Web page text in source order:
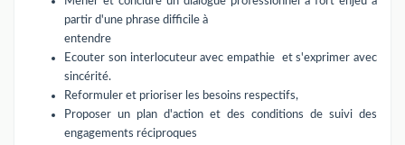
partir d'une phrase difficile à
entendre
Ecouter son interlocuteur avec empathie et s'exprimer avec
sincérité.
Reformuler et prioriser les besoins respectifs,
Proposer un plan d'action et des conditions de suivi des
engagements réciproques